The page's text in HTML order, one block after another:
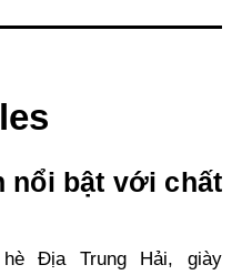
nổi bật với chất
Địa Trung Hải, giày